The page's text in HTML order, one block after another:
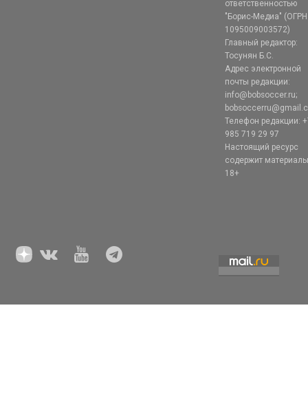
ответственностью
"Борис-Медиа" (ОГРН
1095009003572)
Главный редактор:
Тосунян Б.С.
Адрес электронной
почты редакции:
info@bobsoccer.ru;
Телефон редакции:
985 719 29 97
Настоящий ресурс
содержит
18+